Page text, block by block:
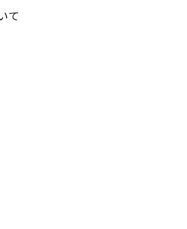
てたちに夢と感動を、地域に誇り
と、スポーツを通じた地域活性
に取り組んでいます。
地域社会のさらなる発展に貢献
回のオフィシャルパートナー契
動を応援するとともに、スポー
りを大切にしながら、より一層
推進してまいります。